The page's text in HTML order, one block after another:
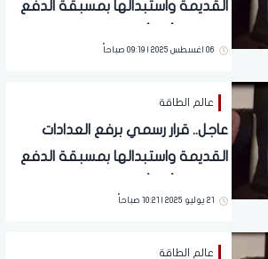
القديمة واستبدالها بمسبقة الدفع
06 اغسطس 2025 | 09:19 صباحاً
عالم الطاقة
عاجل.. قرار رسمي برفع العدادات
القديمة واستبدالها بمسبقة الدفع
21 يوليو 2025 | 10:21 صباحاً
عالم الطاقة